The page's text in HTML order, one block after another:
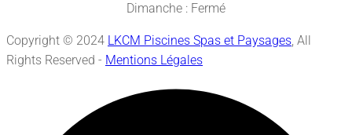
Dimanche : Fermé
Copyright © 2024 LKCM Piscines Spas et Paysages, All
Rights Reserved - Mentions Légales